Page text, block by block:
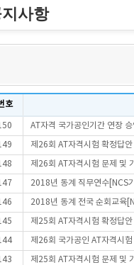
사항
호
AT자격 국가공인기간 연장
제26회 AT자격시험 확정답
제26회 AT자격시험 문제 및
2018년 동계 직무연수[NCS
2018년 동계 전국 순회교육
제25회 AT자격시험 확정답
제26회 국가공인 AT자격시
제25회 AT자격시험 문제 및